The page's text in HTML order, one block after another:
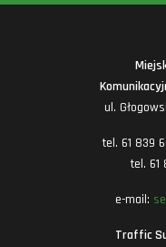
ul.
tel. 61 839
tel. 61
e-mail:
Traffic